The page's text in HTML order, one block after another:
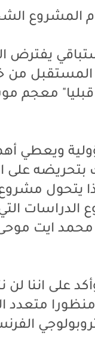
المشروع
يفترض
من
معجم
ويعطي
بتحريضه
يتحول مشروع
الدراسات
محمد ايت
على اننا
متعدد